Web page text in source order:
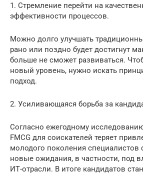
1. Стремление перейти на
эффективности процессов.
Можно долго улучшать
рано или поздно будет достигнут
больше не сможет развиваться.
новый уровень, нужно искать
подход.
2. Усиливающаяся борьба за
Согласно ежегодному
FMCG для соискателей теряет
молодого поколения специалистов
новые ожидания, в частности, под
ИТ-отрасли. В итоге кандидатов